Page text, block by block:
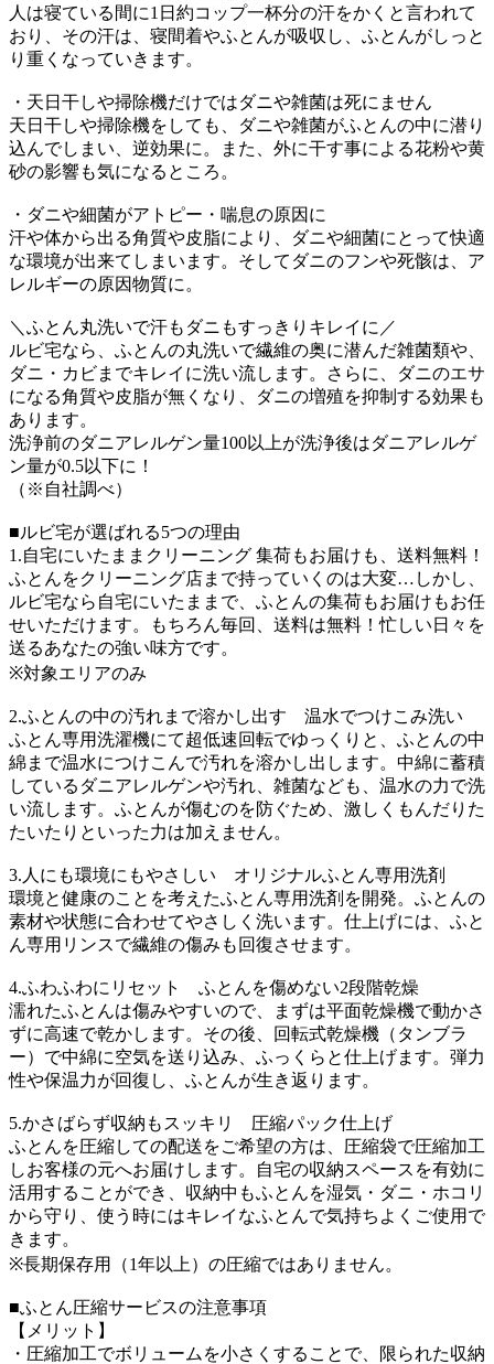
人は寝ている間に1日約コップ一杯分の汗をかくと言われて
おり、その汗は、寝間着やふとんが吸収し、ふとんがしっと
り重くなっていきます。
・天日干しや掃除機だけではダニや雑菌は死にません
天日干しや掃除機をしても、ダニや雑菌がふとんの中に潜り
込んでしまい、逆効果に。また、外に干す事による花粉や黄
砂の影響も気になるところ。
・ダニや細菌がアトピー・喘息の原因に
汗や体から出る角質や皮脂により、ダニや細菌にとって快適
な環境が出来てしまいます。そしてダニのフンや死骸は、ア
レルギーの原因物質に。
＼ふとん丸洗いで汗もダニもすっきりキレイに／
ルビ宅なら、ふとんの丸洗いで繊維の奥に潜んだ雑菌類や、
ダニ・カビまでキレイに洗い流します。さらに、ダニのエサ
になる角質や皮脂が無くなり、ダニの増殖を抑制する効果も
あります。
洗浄前のダニアレルゲン量100以上が洗浄後はダニアレルゲ
ン量が0.5以下に！
（※自社調べ）
■ルビ宅が選ばれる5つの理由
1.自宅にいたままクリーニング 集荷もお届けも、送料無料！
ふとんをクリーニング店まで持っていくのは大変…しかし、
ルビ宅なら自宅にいたままで、ふとんの集荷もお届けもお任
せいただけます。もちろん毎回、送料は無料！忙しい日々を
送るあなたの強い味方です。
※対象エリアのみ
2.ふとんの中の汚れまで溶かし出す 温水でつけこみ洗い
ふとん専用洗濯機にて超低速回転でゆっくりと、ふとんの中
綿まで温水につけこんで汚れを溶かし出します。中綿に蓄積
しているダニアレルゲンや汚れ、雑菌なども、温水の力で洗
い流します。ふとんが傷むのを防ぐため、激しくもんだりた
たいたりといった力は加えません。
3.人にも環境にもやさしい オリジナルふとん専用洗剤
環境と健康のことを考えたふとん専用洗剤を開発。ふとんの
素材や状態に合わせてやさしく洗います。仕上げには、ふと
ん専用リンスで繊維の傷みも回復させます。
4.ふわふわにリセット ふとんを傷めない2段階乾燥
濡れたふとんは傷みやすいので、まずは平面乾燥機で動かさ
ずに高速で乾かします。その後、回転式乾燥機（タンブラ
ー）で中綿に空気を送り込み、ふっくらと仕上げます。弾力
性や保温力が回復し、ふとんが生き返ります。
5.かさばらず収納もスッキリ 圧縮パック仕上げ
ふとんを圧縮しての配送をご希望の方は、圧縮袋で圧縮加工
しお客様の元へお届けします。自宅の収納スペースを有効に
活用することができ、収納中もふとんを湿気・ダニ・ホコリ
から守り、使う時にはキレイなふとんで気持ちよくご使用で
きます。
※長期保存用（1年以上）の圧縮ではありません。
■ふとん圧縮サービスの注意事項
【メリット】
・圧縮加工でボリュームを小さくすることで、限られた収納